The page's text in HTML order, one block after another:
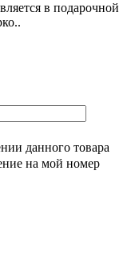
в подарочной
данного товара
на мой номер